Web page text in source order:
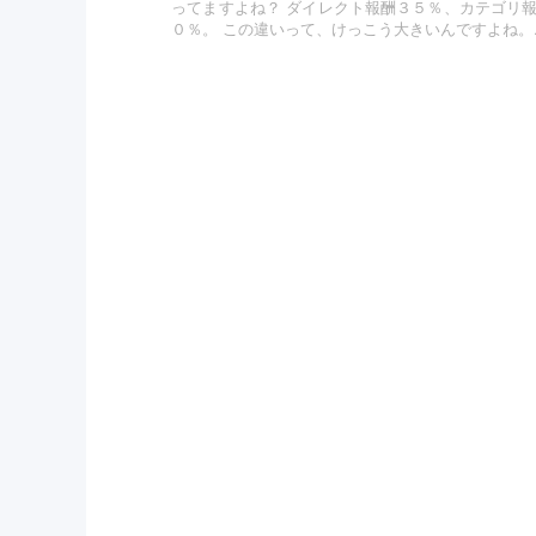
ってますよね？ ダイレクト報酬３５％、カテゴリ
０％。 この違いって、けっこう大きいんですよね